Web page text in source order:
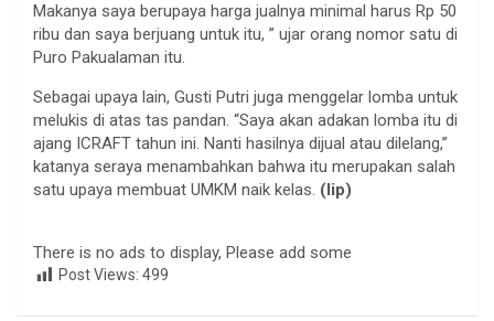
Makanya saya berupaya harga jualnya minimal harus Rp 50
ribu dan saya berjuang untuk itu, ” ujar orang nomor satu di
Puro Pakualaman itu.
Sebagai upaya lain, Gusti Putri juga menggelar lomba untuk
melukis di atas tas pandan. “Saya akan adakan lomba itu di
ajang ICRAFT tahun ini. Nanti hasilnya dijual atau dilelang,”
katanya seraya menambahkan bahwa itu merupakan salah
satu upaya membuat UMKM naik kelas. (lip)
There is no ads to display, Please add some
Post Views: 499